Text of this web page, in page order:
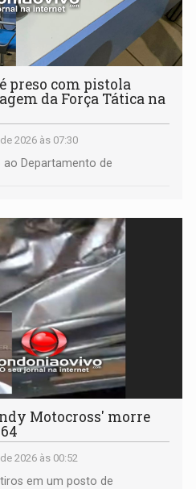
preso com pistola
da Força Tática na
2026 às 07:30
Departamento de
Motocross' morre
2026 às 00:52
em um posto de